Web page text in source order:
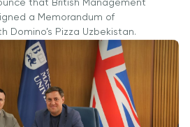
Заявка и сборы
Магистратура
Описание
Заявка и сборы
Подготовительные
Курсы
Студенческая
жизнь
Students'
Клубы
that British Management
a Memorandum of
Domino’s Pizza Uzbekistan.